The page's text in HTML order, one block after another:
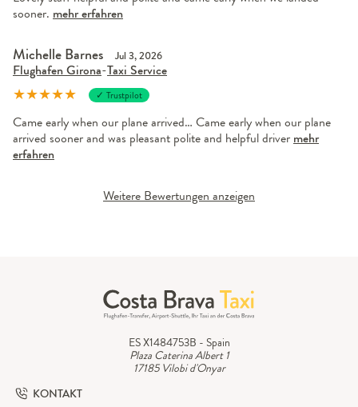
sooner. mehr erfahren
Michelle Barnes Jul 3, 2026
Flughafen Girona-Taxi Service
★★★★★ ✓ Trustpilot
Came early when our plane arrived… Came early when our plane
arrived sooner and was pleasant polite and helpful driver mehr
erfahren
Weitere Bewertungen anzeigen
ES X1484753B - Spain
Plaza Caterina Albert 1
17185 Vilobi d'Onyar
KONTAKT